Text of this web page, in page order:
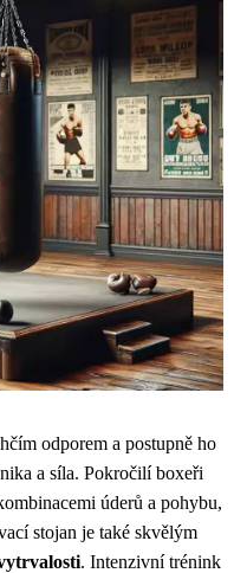
odporem a postupně ho
a síla. Pokročilí boxeři
úderů a pohybu,
stojan je také skvělým
. Intenzivní trénink